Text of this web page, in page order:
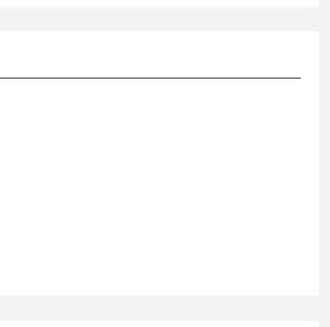
intel·ligents
Europea – NextGenerationEU